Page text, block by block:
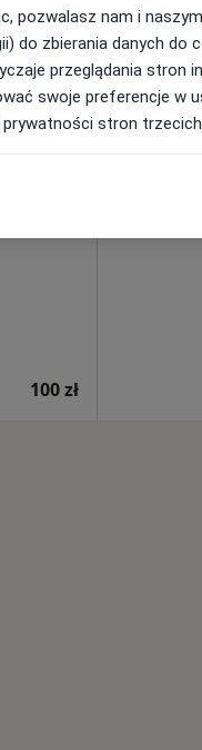
ceny
100 zł
pozwalasz nam i
do zbierania danych
przeglądania stron
swoje preferencje w
stron